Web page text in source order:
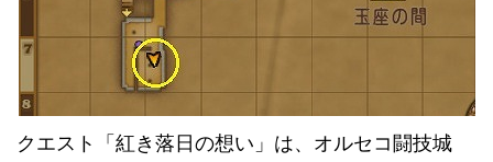
クエスト「紅き落日の想い」は、オルセコ闘技城